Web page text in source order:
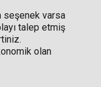
seşenek varsa
talep etmiş
olan